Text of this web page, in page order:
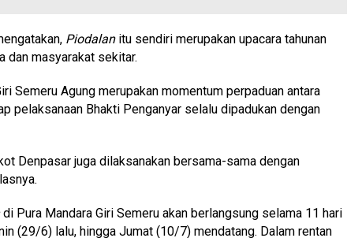
Piodalanitu sendiri merupakan upacara tahunan
dan masyarakat sekitar.
Semeru Agung merupakan momentum perpaduan antara
pelaksanaan Bhakti Penganyar selalu dipadukan dengan
Denpasar juga dilaksanakan bersama-sama dengan
di Pura Mandara Giri Semeru akan berlangsung selama 11 hari
(29/6) lalu, hingga Jumat (10/7) mendatang. Dalam rentan